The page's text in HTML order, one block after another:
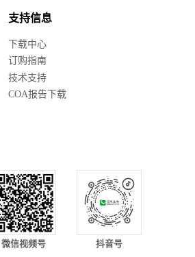
支持信息
下载中心
订购指南
技术支持
COA报告下载
微信视频号 抖音号